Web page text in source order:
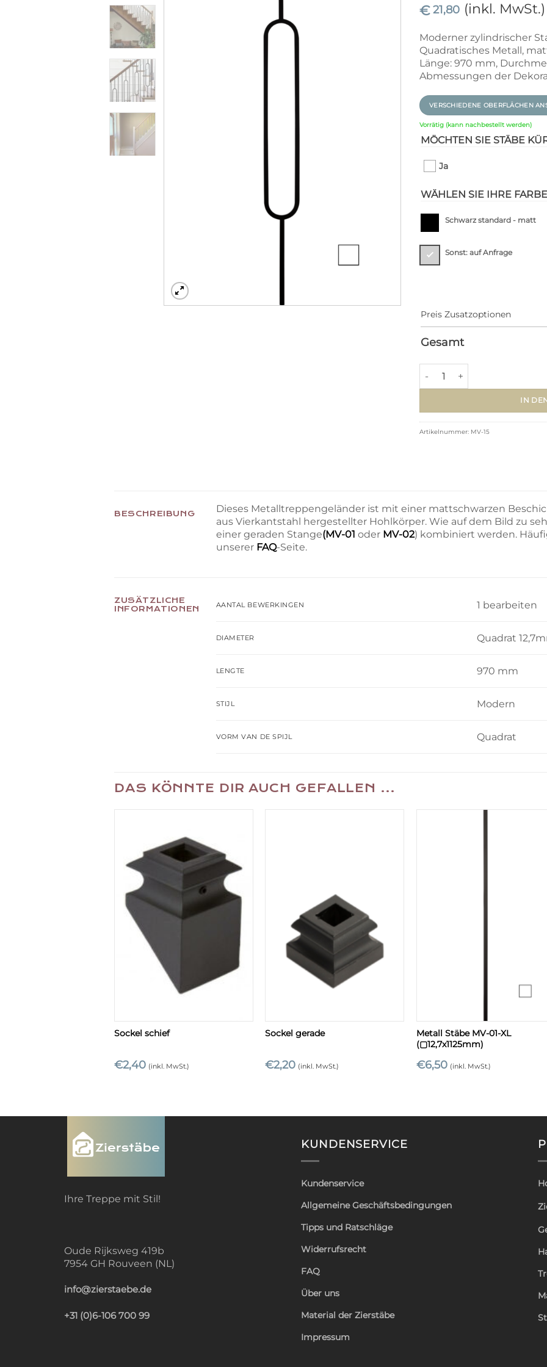
€ 21,80 (inkl. MwSt.)
Moderner zylindrischer
Quadratisches Metall,
Länge: 970 mm,
Abmessungen der
VERSCHIEDENE OBERFLÄCHEN
Vorrätig (kann nachbestellt werden)
MÖCHTEN SIE STÄBE
Ja
WÄHLEN SIE IHRE
Schwarz standard - matt
Sonst: auf Anfrage
Preis Zusatzoptionen
Gesamt
Metall Stäbe MV-15
IN
Artikelnummer: MV-15
BESCHREIBUNG
Dieses Metalltreppengeländer ist mit einer mattschwarzen
aus Vierkantstahl hergestellter Hohlkörper. Wie auf dem Bild zu
einer geraden Stange(MV-01 oder MV-02) kombiniert werden.
unserer FAQ-Seite.
ZUSÄTZLICHE
INFORMATIONEN
AANTAL BEWERKINGEN 1 bearbeiten
DIAMETER Quadrat
LENGTE 970 mm
STIJL Modern
VORM VAN DE SPIJL Quadrat
DAS KÖNNTE DIR AUCH GEFALLEN …
Sockel schief
€2,40 (inkl. MwSt.)
Sockel gerade
€2,20 (inkl. MwSt.)
Metall Stäbe MV-01-XL
(▢12,7x1125mm)
€6,50 (inkl. MwSt.)
Ihre Treppe mit Stil!
Oude Rijksweg 419b
7954 GH Rouveen (NL)
info@zierstaebe.de
+31 (0)6-106 700 99
KUNDENSERVICE
Kundenservice
Allgemeine Geschäftsbedingungen
Tipps und Ratschläge
Widerrufsrecht
FAQ
Über uns
Material der Zierstäbe
Impressum